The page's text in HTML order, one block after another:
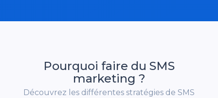
Pourquoi faire du SMS
marketing ?
Découvrez les différentes stratégies de SMS